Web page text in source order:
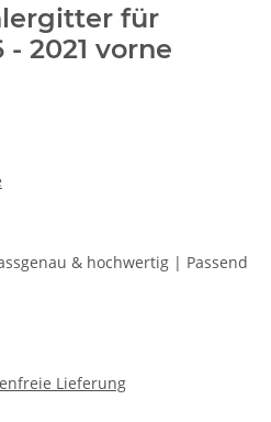
für
- 2021 vorne
& hochwertig | Passend
Lieferung